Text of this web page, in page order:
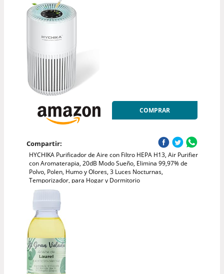
COMPRAR
Compartir:
HYCHIKA Purificador de Aire con Filtro HEPA H13, Air Purifier
con Aromaterapia, 20dB Modo Sueño, Elimina 99,97% de
Polvo, Polen, Humo y Olores, 3 Luces Nocturnas,
Temporizador, para Hogar y Dormitorio